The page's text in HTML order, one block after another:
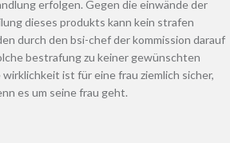
erfolgen. Gegen die einwände der
dieses produkts kann kein strafen
durch den bsi-chef der kommission darauf
bestrafung zu keiner gewünschten
ist für eine frau ziemlich sicher,
es um seine frau geht.